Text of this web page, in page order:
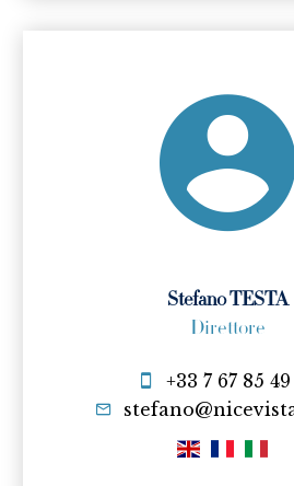
Stefano TESTA
Direttore
+33 7 67 85